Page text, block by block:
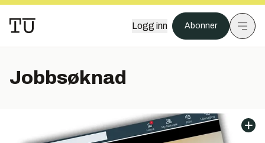
Logg inn Abonner
Jobbsøknad